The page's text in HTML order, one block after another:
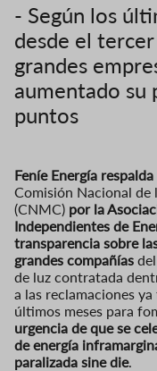
- Según los
desde el
grandes
aumentado su
puntos
Feníe Energía
Comisión Nacional de
(CNMC) por la
Independientes de
transparencia sobre
grandes compañías
de luz contratada
a las reclamaciones
últimos meses para
urgencia de que se
de energía
paralizada sine die.